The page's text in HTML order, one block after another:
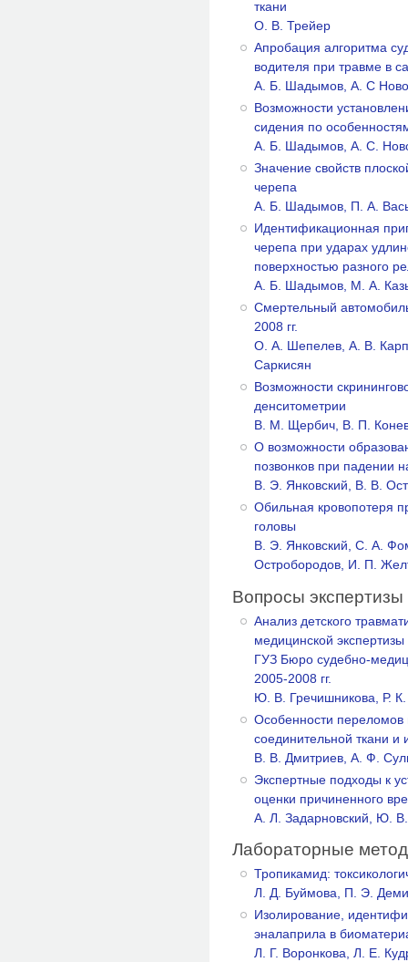
ткани
О. В. Трейер
Апробация алгоритма
водителя при травме в
А. Б. Шадымов, А. С
Возможности
сидения по
А. Б. Шадымов, А. С.
Значение свойств
черепа
А. Б. Шадымов, П. А.
Идентификационная
черепа при ударах
поверхностью разного
А. Б. Шадымов, М. А.
Смертельный
2008 гг.
О. А. Шепелев, А. В.
Саркисян
Возможности
денситометрии
B. М. Щербич, В. П.
О возможности
позвонков при падении
В. Э. Янковский, В. В.
Обильная кровопотеря
головы
В. Э. Янковский, С. А.
Остробородов, И. П.
Вопросы
Анализ детского
медицинской
ГУЗ Бюро судебно-
2005-2008 гг.
Ю. В. Гречишникова, Р.
Особенности переломов
соединительной ткани и
В. В. Дмитриев, А. Ф.
Экспертные подходы к
оценки причиненного
А. Л. Задарновский, Ю.
Лабораторные
Тропикамид:
Л. Д. Буймова, П. Э.
Изолирование,
эналаприла в
Л. Г. Воронкова, Л. Е.